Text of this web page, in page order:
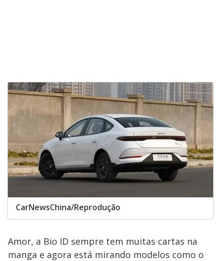
CarNewsChina/Reprodução
Amor, a Bio ID sempre tem muitas cartas na
manga e agora está mirando modelos como o